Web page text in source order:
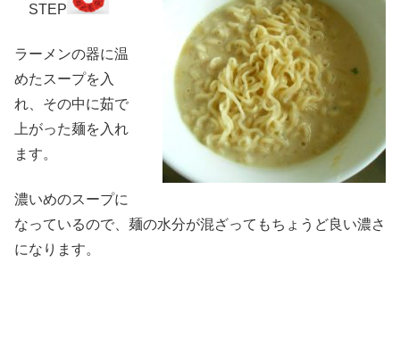
STEP
ラーメンの器に温
めたスープを入
れ、その中に茹で
上がった麺を入れ
ます。
濃いめのスープに
なっているので、麺の水分が混ざってもちょうど良い濃さ
になります。